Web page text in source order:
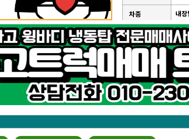
차종 내장
성능점검기
록부